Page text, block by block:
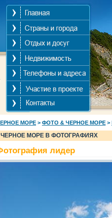
МОРЕ > ФОТО & ЧЕРНОЕ МОРЕ >
ЧЕРНОЕ МОРЕ В ФОТОГРАФИЯХ
лидер